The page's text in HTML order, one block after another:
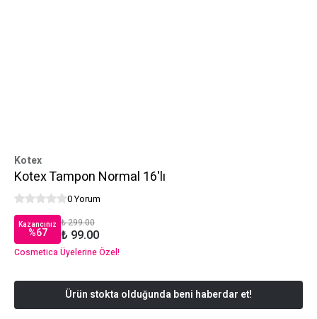
Kotex
Kotex Tampon Normal 16'lı
0 Yorum
Kazancınız
%67
₺ 299.00
₺ 99.00
Cosmetica Üyelerine Özel!
Ürün stokta olduğunda beni haberdar et!